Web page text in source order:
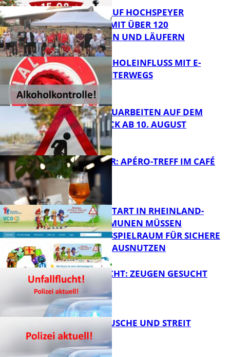
FB News
FB News
31. KERWELAUF HOCHSPEYER
BEGEISTERT MIT ÜBER 120
LÄUFERINNEN UND LÄUFERN
FB News
UNTER ALKOHOLEINFLUSS MIT E-
SCOOTER UNTERWEGS
FB News
STRASSENBAUARBEITEN AUF DEM B
ÄNNJERRÜCK AB 10. AUGUST
FB Kultur
HOT SUMMER: APÉRO-TREFF IM CAFÉ
LUMA
ZUM SCHULSTART IN RHEINLAND-
PFALZ: KOMMUNEN MÜSSEN
HANDLUNGSSPIELRAUM FÜR SICHERE
SCHULWEGE AUSNUTZEN
UNFALLFLUCHT: ZEUGEN GESUCHT
KNALLGERÄUSCHE UND STREIT